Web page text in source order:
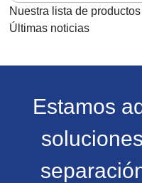
Nuestra lista de productos
Últimas noticias
Estamos